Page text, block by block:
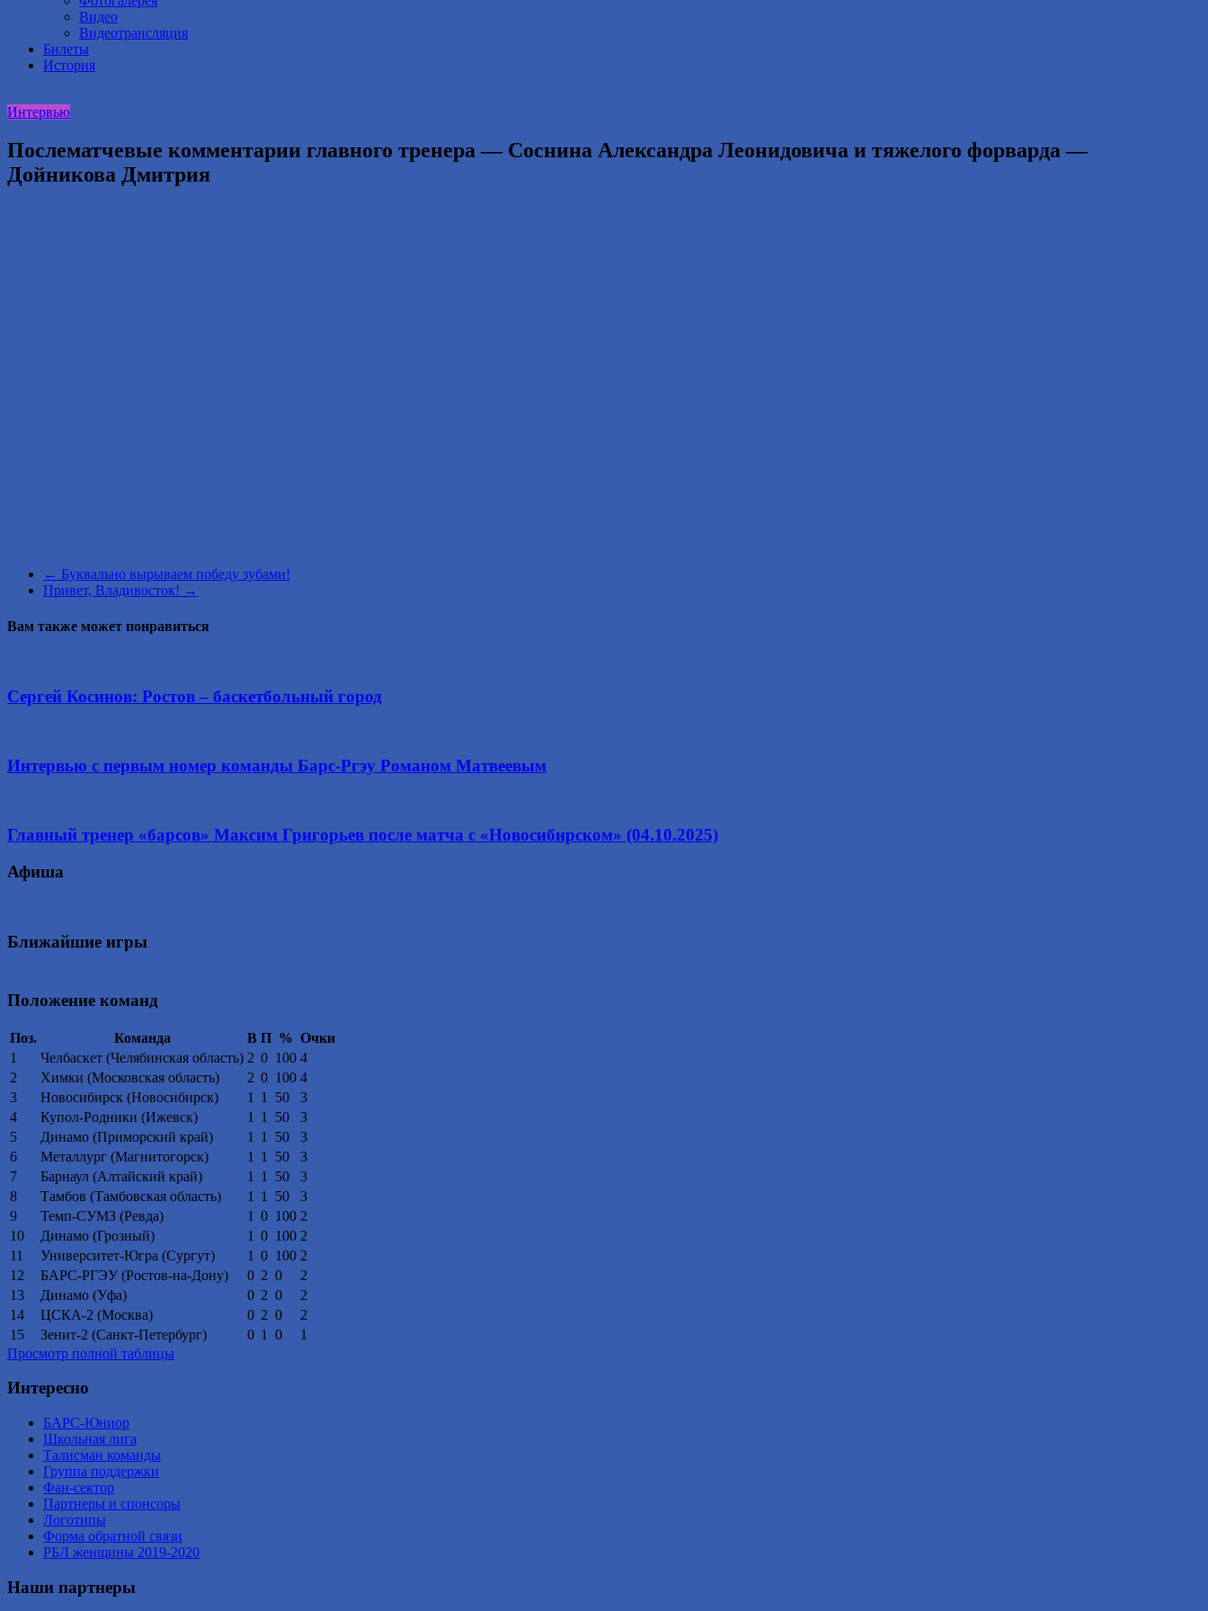
Видео
Видеотрансляция
Билеты
История
Интервью
Послематчевые комментарии главного тренера — Соснина Александра Леонидовича и тяжелого форварда —
Дойникова Дмитрия
← Буквально вырываем победу зубами!
Привет, Владивосток! →
Вам также может понравиться
Сергей Косинов: Ростов – баскетбольный город
Интервью с первым номер команды Барс-Ргэу Романом Матвеевым
Главный тренер «барсов» Максим Григорьев после матча с «Новосибирском» (04.10.2025)
Афиша
Ближайшие игры
Положение команд
Поз. Команда В П % Очки
1
Челбаскет (Челябинская область) 2 0 100 4
2
Химки (Московская область) 2 0 100 4
3
Новосибирск (Новосибирск) 1 1 50
3
4
Купол-Родники (Ижевск) 1 1 50
3
5
Динамо (Приморский край) 1 1 50
3
6
Металлург (Магнитогорск) 1 1 50
3
7
Барнаул (Алтайский край) 1 1 50
3
8
Тамбов (Тамбовская область) 1 1 50
3
9
Темп-СУМЗ (Ревда) 1 0 100 2
10
Динамо (Грозный) 1 0 100 2
11
Университет-Югра (Сургут) 1 0 100 2
12
БАРС-РГЭУ (Ростов-на-Дону) 0 2 0
2
13
Динамо (Уфа) 0 2 0
2
14
ЦСКА-2 (Москва) 0 2 0
2
15
Зенит-2 (Санкт-Петербург) 0 1 0
1
Просмотр полной таблицы
Интересно
БАРС-Юниор
Школьная лига
Талисман команды
Группа поддержки
Фан-сектор
Партнеры и спонсоры
Логотипы
Форма обратной связи
РБЛ женщины 2019-2020
Наши партнеры